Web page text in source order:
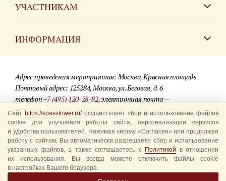
УЧАСТНИКАМ
ИНФОРМАЦИЯ
Для СМИ
Где купить билеты
Акции
Вопрос-ответ
Правила посещения
Адрес проведения мероприятия: Москва, Красная площадь
Почтовый адрес: 125284, Москва, ул. Беговая, д. 6
телефон+7 (495) 120-28-82, электронная почта —
info@spasstower.ru
© 2009-2025 Официальный сайт фестиваля «Спасская башня»
Разработка сайта —студия «Сибирикс»
Сайт https://spasstower.ru/осуществляет сбор и использование файлов
cookie для улучшения работы сайта, персонализации сервисов
и удобства пользователей. Нажимая кнопку «Согласен» или продолжая
работу с сайтом, Вы автоматически разрешаете сбор и использование
указанных файлов, а также соглашаетесь с Политикой в отношении
их использования. Вы всегда можете отключить файлы cookie
в настройках Вашего браузера.